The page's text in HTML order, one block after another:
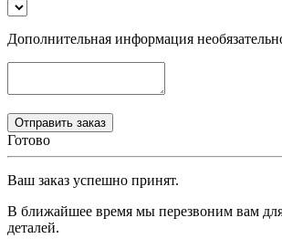
Дополнительная информация
Готово
Ваш заказ успешно принят.
В ближайшее время мы перезвоним вам
деталей.